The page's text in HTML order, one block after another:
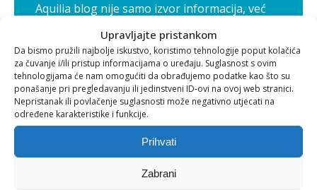
Upravljajte pristankom
Da bismo pružili najbolje iskustvo, koristimo tehnologije poput kolačića
za čuvanje i/ili pristup informacijama o uređaju. Suglasnost s ovim
tehnologijama će nam omogućiti da obrađujemo podatke kao što su
ponašanje pri pregledavanju ili jedinstveni ID-ovi na ovoj web stranici.
Nepristanak ili povlačenje suglasnosti može negativno utjecati na
određene karakteristike i funkcije.
Prihvati
Zabrani
Aquilia blog nije samo izvor informacija, već
korak, prema zdravijem i sretnijem životu.
Ostale objave